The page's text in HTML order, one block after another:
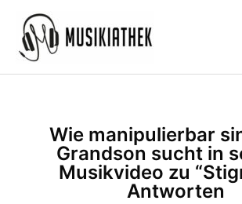
Inhalt
springen
Wie manipulierbar
Grandson sucht in
Musikvideo zu
Antworten